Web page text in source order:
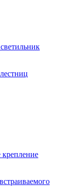
крепление